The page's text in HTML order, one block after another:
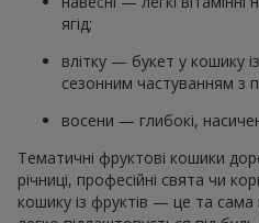
ягід;
влітку — букет у кошику
сезонним частуванням з
восени — глибокі,
Тематичні фруктові кошики
річниці, професійні свята чи
кошику із фруктів — це та